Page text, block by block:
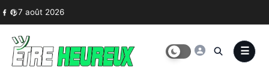
Skip to content
7 août 2026